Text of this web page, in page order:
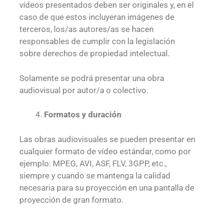
vídeos presentados deben ser originales y, en el
caso de que estos incluyeran imágenes de
terceros, los/as autores/as se hacen
responsables de cumplir con la legislación
sobre derechos de propiedad intelectual.
Solamente se podrá presentar una obra
audiovisual por autor/a o colectivo.
Formatos y duración
Las obras audiovisuales se pueden presentar en
cualquier formato de vídeo estándar, como por
ejemplo: MPEG, AVI, ASF, FLV, 3GPP, etc.,
siempre y cuando se mantenga la calidad
necesaria para su proyección en una pantalla de
proyección de gran formato.